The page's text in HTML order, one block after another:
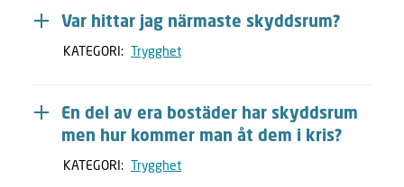
Var hittar jag närmaste skyddsrum?
KATEGORI: Trygghet
En del av era bostäder har skyddsrum
men hur kommer man åt dem i kris?
KATEGORI: Trygghet